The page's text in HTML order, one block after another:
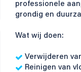
professionele
grondig en
Wat wij doen:
Verwijderen
Reinigen van